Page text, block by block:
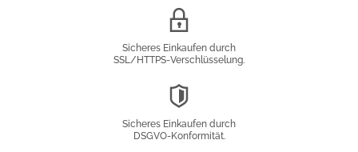
Sicheres Einkaufen durch
SSL/HTTPS-Verschlüsselung.
Sicheres Einkaufen durch
DSGVO-Konformität.